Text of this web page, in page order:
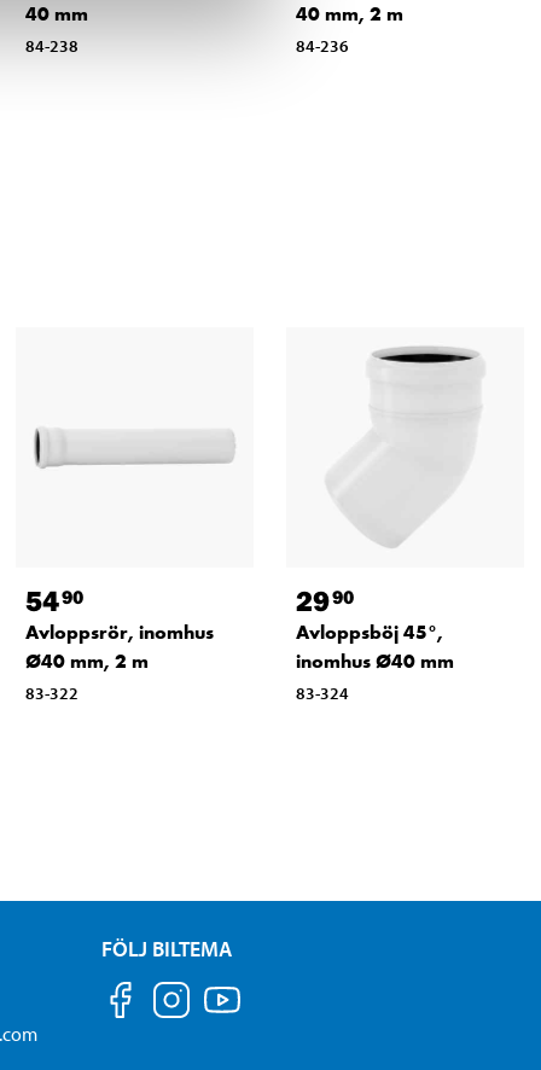
40 mm
84-238
40 mm, 2 m
84-236
5490
Avloppsrör, inomhus
Ø40 mm, 2 m
83-322
2990
Avloppsböj 45°,
inomhus Ø40 mm
83-324
FÖLJ BILTEMA